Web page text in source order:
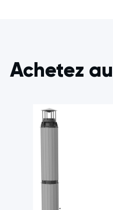
Achetez